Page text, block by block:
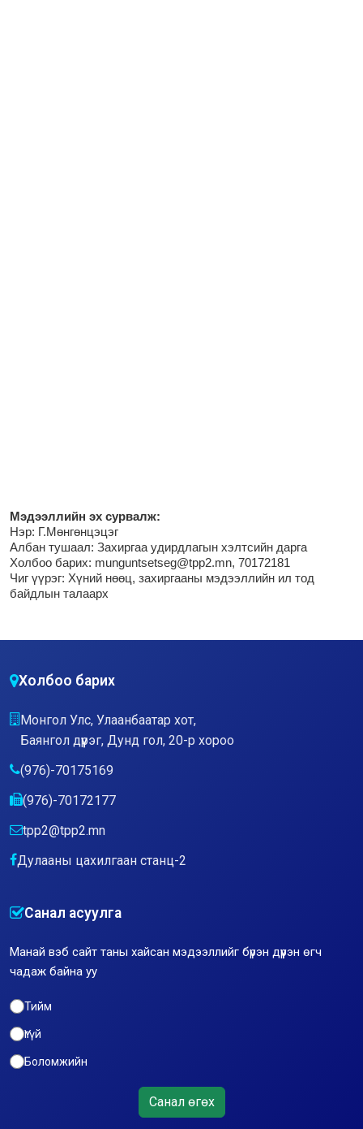
Мэдээллийн эх сурвалж:
Нэр: Г.Мөнгөнцэцэг
Албан тушаал: Захиргаа удирдлагын хэлтсийн дарга
Холбоо барих: munguntsetseg@tpp2.mn, 70172181
Чиг үүрэг: Хүний нөөц, захиргааны мэдээллийн ил тод
байдлын талаарх
Холбоо барих
Монгол Улс, Улаанбаатар хот,
Баянгол дүүрэг, Дунд гол, 20-р хороо
(976)-70175169
(976)-70172177
tpp2@tpp2.mn
Дулааны цахилгаан станц-2
Санал асуулга
Манай вэб сайт таны хайсан мэдээллийг бүрэн дүүрэн өгч
чадаж байна уу
Тийм
Үгүй
Боломжийн
Санал өгөх